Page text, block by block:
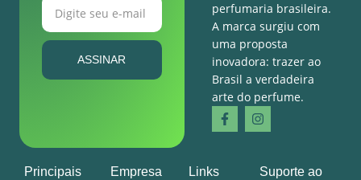
ASSINAR
perfumaria brasileira.
A marca surgiu com
uma proposta
inovadora: trazer ao
Brasil a verdadeira
arte do perfume.
Principais
Empresa
Links
Suporte ao